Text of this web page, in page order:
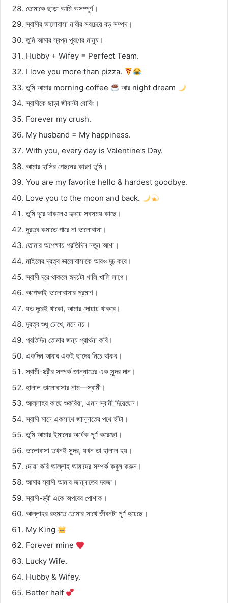
তোমাকে ছাড়া আমি অসম্পূর্ণ।
স্বামীর ভালোবাসা নারীর সবচেয়ে বড় সম্পদ।
তুমি আমার স্বপ্ন পূরণের মানুষ।
Hubby + Wifey = Perfect Team.
I love you more than pizza.
তুমি আমার morning coffee
আর night dream
স্বামীকে ছাড়া জীবনটা বোরিং।
Forever my crush.
My husband = My happiness.
With you, every day is Valentine’s Day.
আমার হাসির পেছনের কারণ তুমি।
You are my favorite hello & hardest goodbye.
Love you to the moon and back.
তুমি দূরে থাকলেও হৃদয়ে সবসময় কাছে।
দূরত্ব কমাতে পারে না ভালোবাসা।
তোমার অপেক্ষায় প্রতিদিন নতুন আশা।
মাইলের দূরত্ব ভালোবাসাকে আরও দৃঢ় করে।
স্বামী দূরে থাকলে হৃদয়টা খালি খালি লাগে।
অপেক্ষাই ভালোবাসার প্রমাণ।
যত দূরেই থাকো, আমার দোয়ায় থাকবে।
দূরত্ব শুধু চোখে, মনে নয়।
প্রতিদিন তোমার জন্য প্রার্থনা করি।
একদিন আবার একই ছাদের নিচে থাকব।
স্বামী-স্ত্রীর সম্পর্ক জান্নাতের এক সুন্দর দান।
হালাল ভালোবাসার নাম—স্বামী।
আল্লাহর কাছে শুকরিয়া, এমন স্বামী দিয়েছেন।
স্বামী মানে একসাথে জান্নাতের পথে হাঁটা।
তুমি আমার ইমানের অর্ধেক পূর্ণ করেছো।
ভালোবাসা তখনই সুন্দর, যখন তা হালাল হয়।
দোয়া করি আল্লাহ আমাদের সম্পর্ক কবুল করুন।
আমার স্বামী আমার জান্নাতের দরজা।
স্বামী-স্ত্রী একে অপরের পোশাক।
আল্লাহর রহমতে তোমার সাথে জীবনটা পূর্ণ হয়েছে।
My King
Forever mine
Lucky Wife.
Hubby & Wifey.
Better half